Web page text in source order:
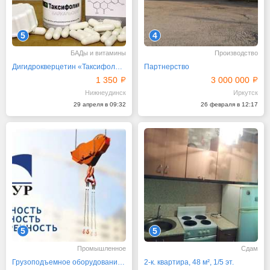
5
БАДы и витамины
Дигидрокверцетин «Таксифолин Байкальский»
1 350
Нижнеудинск
29 апреля в 09:32
4
Производство
Партнерство
3 000 000
Иркутск
26 февраля в 12:17
5
Промышленное
Грузоподъемное оборудование от изготовителя со склада
5
Сдам
2-к. квартира, 48 м², 1/5 эт.